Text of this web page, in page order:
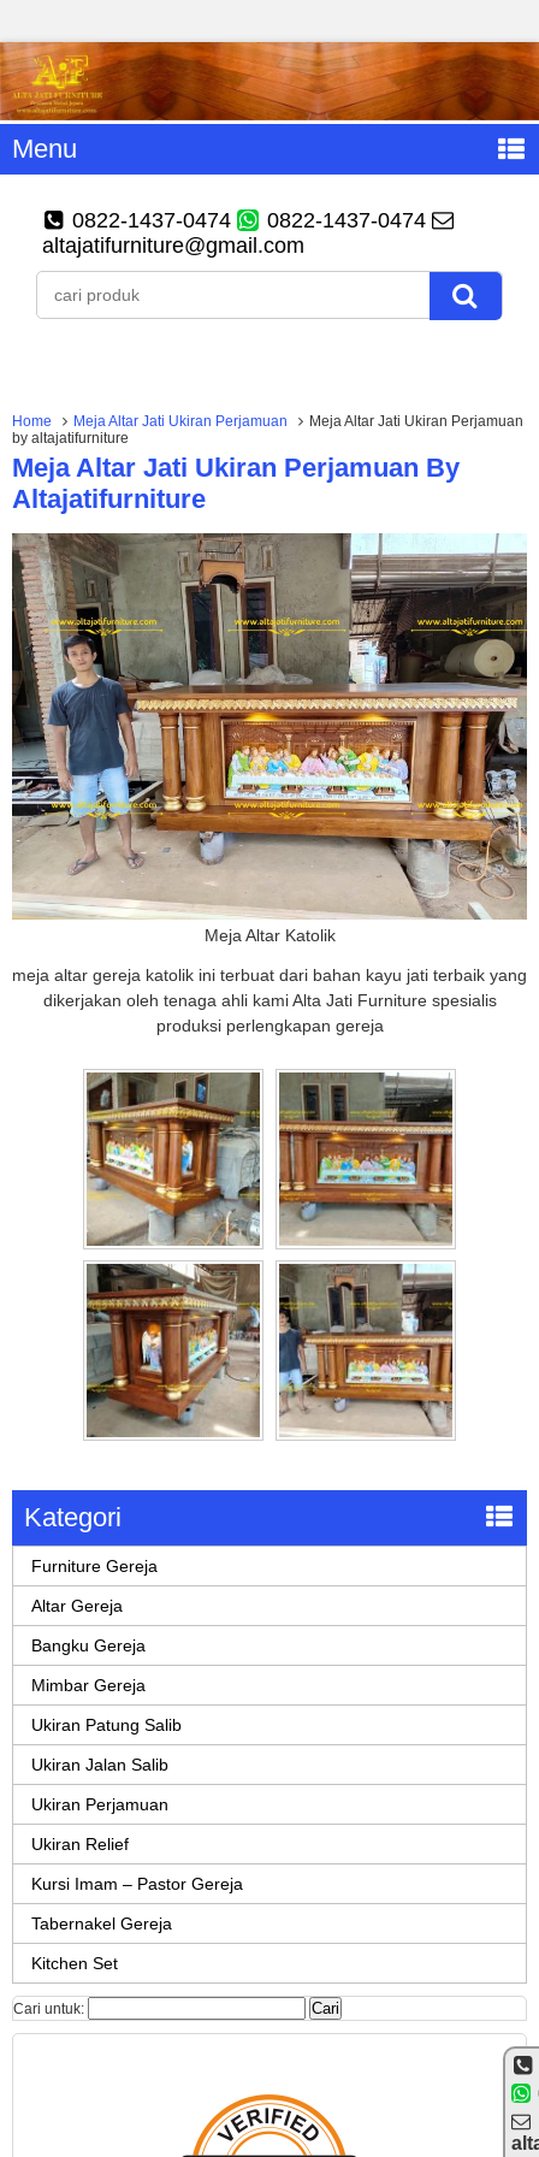
Menu
0822-1437-0474
0822-1437-0474
altajatifurniture@gmail.com
Home Meja Altar Jati Ukiran Perjamuan
Meja Altar Jati Ukiran Perjamuan
by altajatifurniture
Meja Altar Jati Ukiran Perjamuan By
Altajatifurniture
Meja Altar Katolik
meja altar gereja katolik ini terbuat dari bahan kayu jati terbaik yang
dikerjakan oleh tenaga ahli kami Alta Jati Furniture spesialis
produksi perlengkapan gereja
Kategori
Furniture Gereja
Altar Gereja
Bangku Gereja
Mimbar Gereja
Ukiran Patung Salib
Ukiran Jalan Salib
Ukiran Perjamuan
Ukiran Relief
Kursi Imam – Pastor Gereja
Tabernakel Gereja
Kitchen Set
Cari untuk: